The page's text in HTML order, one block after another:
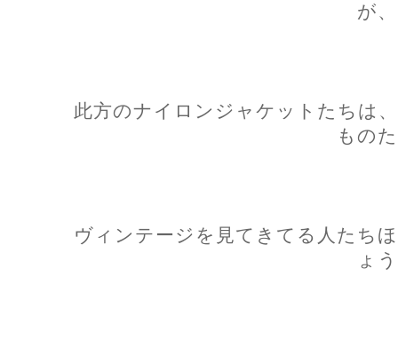
が、
此方のナイロンジャケットたちは
もの
ヴィンテージを見てきてる人たち
ょう